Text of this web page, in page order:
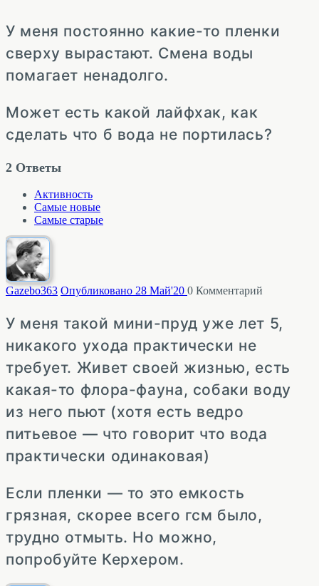
У меня постоянно какие-то пленки
сверху вырастают. Смена воды
помагает ненадолго.
Может есть какой лайфхак, как
сделать что б вода не портилась?
2 Ответы
Активность
Самые новые
Самые старые
Gazebo363 Опубликовано 28 Май'20 0 Комментарий
У меня такой мини-пруд уже лет 5,
никакого ухода практически не
требует. Живет своей жизнью, есть
какая-то флора-фауна, собаки воду
из него пьют (хотя есть ведро
питьевое — что говорит что вода
практически одинаковая)
Если пленки — то это емкость
грязная, скорее всего гсм было,
трудно отмыть. Но можно,
попробуйте Керхером.